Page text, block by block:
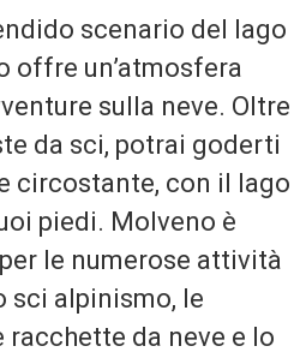
scenario del lago
offre un’atmosfera
sulla neve. Oltre
da sci, potrai goderti
circostante, con il lago
piedi. Molveno è
le numerose attività
sci alpinismo, le
racchette da neve e lo